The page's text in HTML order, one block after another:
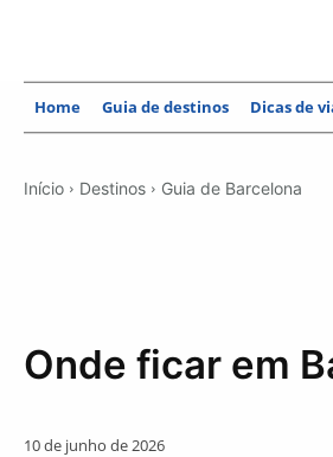
Home Guia de destinos Dicas de
Início Destinos Guia de Barcelona
Onde ficar em
10 de junho de 2026